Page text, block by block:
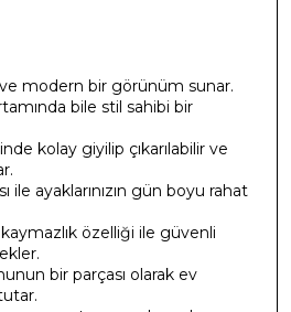
ve modern bir görünüm sunar.
bile stil sahibi bir
kolay giyilip çıkarılabilir ve
ile ayaklarınızın gün boyu rahat
özelliği ile güvenli
bir parçası olarak ev